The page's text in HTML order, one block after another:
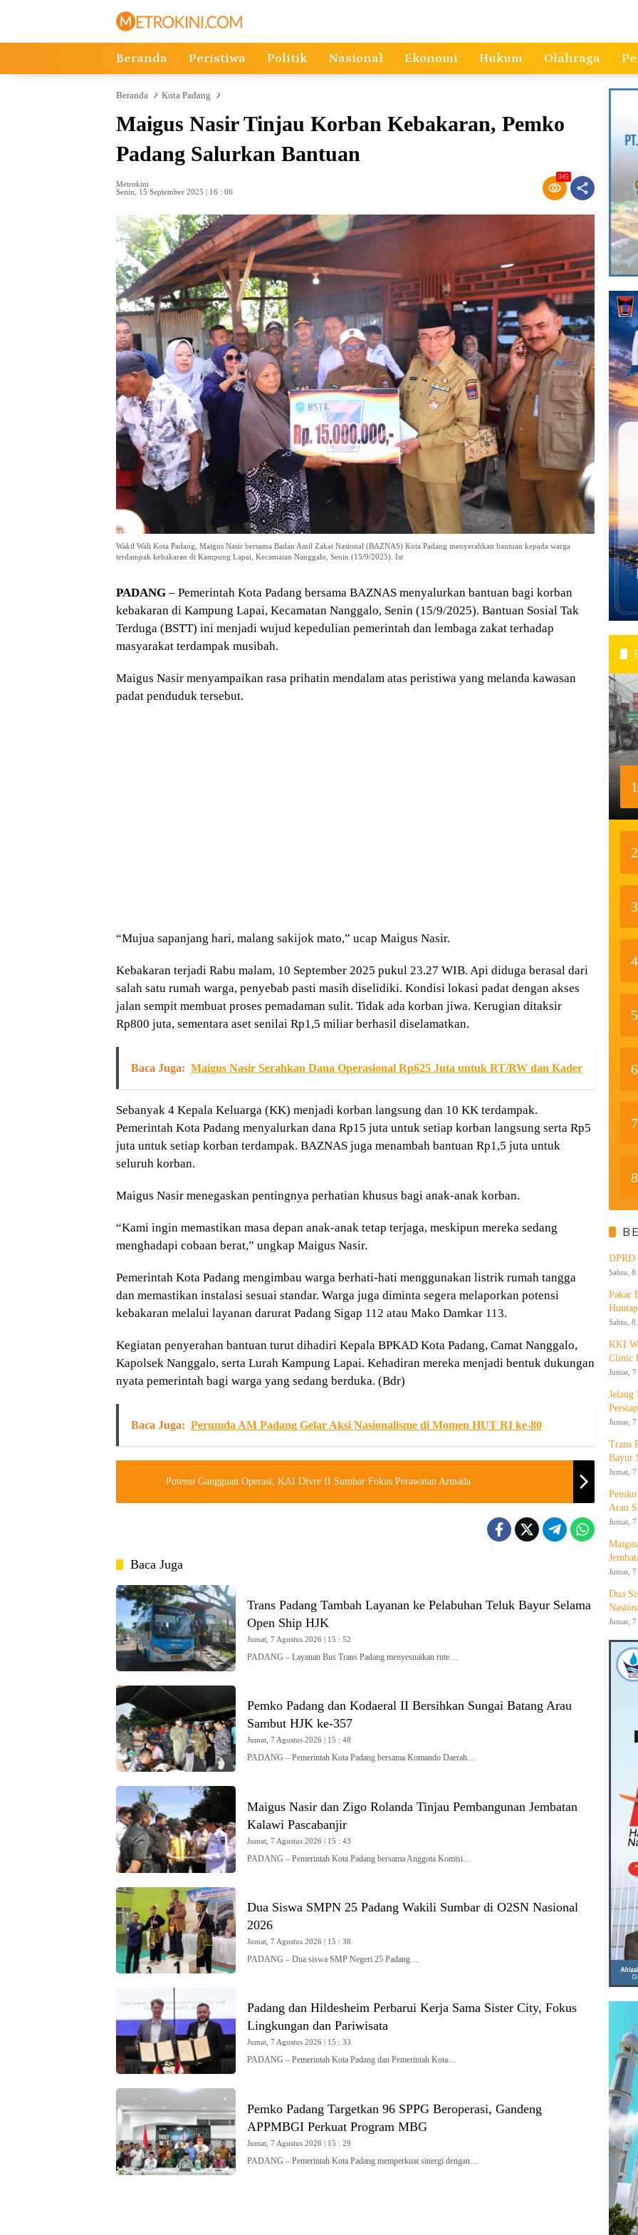
Beranda Peristiwa Politik Nasional Ekonomi Hukum Olahraga
Beranda Kota Padang
Maigus Nasir Tinjau Korban Kebakaran, Pemko
Padang Salurkan Bantuan
Metrokini
Senin, 15 September 2025 | 16 : 06
345
Wakil Wali Kota Padang, Maigus Nasir bersama Badan Amil Zakat Nasional (BAZNAS) Kota Padang menyerahkan bantuan kepada warga
terdampak kebakaran di Kampung Lapai, Kecamatan Nanggalo, Senin (15/9/2025). Ist
PADANG – Pemerintah Kota Padang bersama BAZNAS menyalurkan bantuan bagi korban
kebakaran di Kampung Lapai, Kecamatan Nanggalo, Senin (15/9/2025). Bantuan Sosial Tak
Terduga (BSTT) ini menjadi wujud kepedulian pemerintah dan lembaga zakat terhadap
masyarakat terdampak musibah.
Maigus Nasir menyampaikan rasa prihatin mendalam atas peristiwa yang melanda kawasan
padat penduduk tersebut.
“Mujua sapanjang hari, malang sakijok mato,” ucap Maigus Nasir.
Kebakaran terjadi Rabu malam, 10 September 2025 pukul 23.27 WIB. Api diduga berasal dari
salah satu rumah warga, penyebab pasti masih diselidiki. Kondisi lokasi padat dengan akses
jalan sempit membuat proses pemadaman sulit. Tidak ada korban jiwa. Kerugian ditaksir
Rp800 juta, sementara aset senilai Rp1,5 miliar berhasil diselamatkan.
Baca Juga: Maigus Nasir Serahkan Dana Operasional Rp625 Juta untuk RT/RW dan Kader
Sebanyak 4 Kepala Keluarga (KK) menjadi korban langsung dan 10 KK terdampak.
Pemerintah Kota Padang menyalurkan dana Rp15 juta untuk setiap korban langsung serta Rp5
juta untuk setiap korban terdampak. BAZNAS juga menambah bantuan Rp1,5 juta untuk
seluruh korban.
Maigus Nasir menegaskan pentingnya perhatian khusus bagi anak-anak korban.
“Kami ingin memastikan masa depan anak-anak tetap terjaga, meskipun mereka sedang
menghadapi cobaan berat,” ungkap Maigus Nasir.
Pemerintah Kota Padang mengimbau warga berhati-hati menggunakan listrik rumah tangga
dan memastikan instalasi sesuai standar. Warga juga diminta segera melaporkan potensi
kebakaran melalui layanan darurat Padang Sigap 112 atau Mako Damkar 113.
Kegiatan penyerahan bantuan turut dihadiri Kepala BPKAD Kota Padang, Camat Nanggalo,
Kapolsek Nanggalo, serta Lurah Kampung Lapai. Kehadiran mereka menjadi bentuk dukungan
nyata pemerintah bagi warga yang sedang berduka. (Bdr)
Baca Juga: Perumda AM Padang Gelar Aksi Nasionalisme di Momen HUT RI ke-80
Potensi Gangguan Operasi, KAI Divre II Sumbar Fokus Perawatan Armada
Baca Juga
Trans Padang Tambah Layanan ke Pelabuhan Teluk Bayur Selama
Open Ship HJK
Jumat, 7 Agustus 2026 | 15 : 52
PADANG – Layanan Bus Trans Padang menyesuaikan rute…
Pemko Padang dan Kodaeral II Bersihkan Sungai Batang Arau
Sambut HJK ke-357
Jumat, 7 Agustus 2026 | 15 : 48
PADANG – Pemerintah Kota Padang bersama Komando Daerah…
Maigus Nasir dan Zigo Rolanda Tinjau Pembangunan Jembatan
Kalawi Pascabanjir
Jumat, 7 Agustus 2026 | 15 : 43
PADANG – Pemerintah Kota Padang bersama Anggota Komisi…
Dua Siswa SMPN 25 Padang Wakili Sumbar di O2SN Nasional
2026
Jumat, 7 Agustus 2026 | 15 : 38
PADANG – Dua siswa SMP Negeri 25 Padang…
Padang dan Hildesheim Perbarui Kerja Sama Sister City, Fokus
Lingkungan dan Pariwisata
Jumat, 7 Agustus 2026 | 15 : 33
PADANG – Pemerintah Kota Padang dan Pemerintah Kota…
Pemko Padang Targetkan 96 SPPG Beroperasi, Gandeng
APPMBGI Perkuat Program MBG
Jumat, 7 Agustus 2026 | 15 : 29
PADANG – Pemerintah Kota Padang memperkuat sinergi dengan…
1
2
3
4
5
6
7
8
DPRD
Sabtu, 8
Pakar
Sabtu, 8
KKI
Clinic
Jumat,
Jelang
Jumat,
Trans
Bayur
Jumat,
Arau
Jumat,
Jumat,
Dua
Jumat,